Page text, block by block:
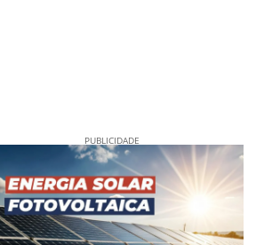
PUBLICIDADE